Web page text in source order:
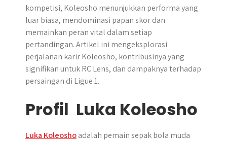
kompetisi, Koleosho menunjukkan performa yang
luar biasa, mendominasi papan skor dan
memainkan peran vital dalam setiap
pertandingan. Artikel ini mengeksplorasi
perjalanan karir Koleosho, kontribusinya yang
signifikan untuk RC Lens, dan dampaknya terhadap
persaingan di Ligue 1.
Profil Luka Koleosho
Luka Koleoshoadalah pemain sepak bola muda